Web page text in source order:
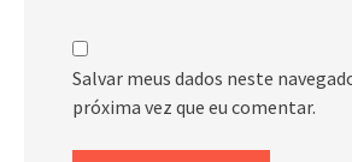
Salvar meus dados neste
próxima vez que eu comentar.